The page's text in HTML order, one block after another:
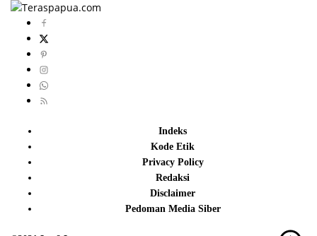
Indeks
Kode Etik
Privacy Policy
Redaksi
Disclaimer
Pedoman Media Siber